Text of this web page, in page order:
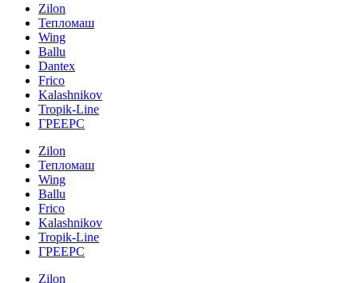
Zilon
Тепломаш
Wing
Ballu
Dantex
Frico
Kalashnikov
Tropik-Line
ГРЕЕРС
Zilon
Тепломаш
Wing
Ballu
Frico
Kalashnikov
Tropik-Line
ГРЕЕРС
Zilon